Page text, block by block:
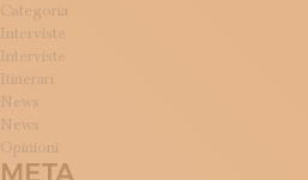
Categoria
Interviste
Interviste
Itinerari
News
News
Opinioni
META